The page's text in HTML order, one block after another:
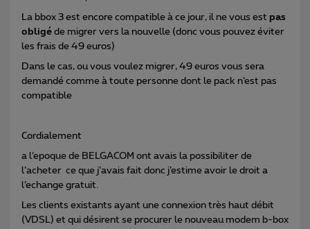
La bbox 3 est encore compatible à ce jour, il ne vous est pas
obligé de migrer vers la nouvelle (donc vous pouvez éviter
les frais de 49 euros)
Dans le cas, ou vous voulez migrer, 49 euros vous sera
demandé comme à toute personne dont le pack n’est pas
compatible
Cordialement
a l’epoque de BELGACOM ont avais la possibiliter de
l’acheter ce que j’avais fait donc j’estime avoir le droit a
l’echange gratuit.
Les clients existants ayant une connexion très haut débit
(VDSL) et qui désirent se procurer le nouveau modem b-box